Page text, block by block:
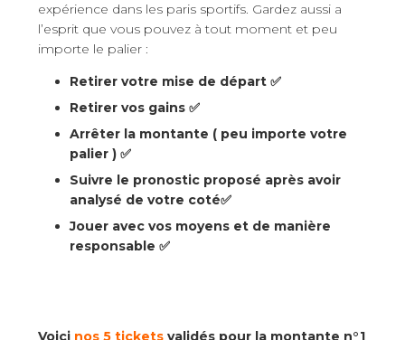
expérience dans les paris sportifs. Gardez aussi a
l’esprit que vous pouvez à tout moment et peu
importe le palier :
Retirer votre mise de départ ✅
Retirer vos gains ✅
Arrêter la montante ( peu importe votre
palier ) ✅
Suivre le pronostic proposé après avoir
analysé de votre coté✅
Jouer avec vos moyens et de manière
responsable ✅
Voici nos 5 tickets validés pour la montante n°1